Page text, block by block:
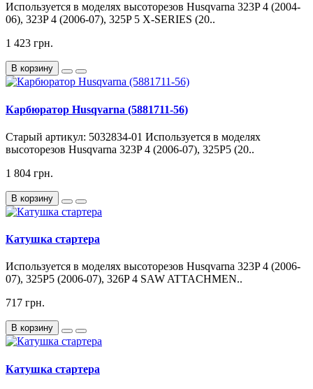
Используется в моделях высоторезов Husqvarna 323P 4 (2004-
06), 323P 4 (2006-07), 325P 5 X-SERIES (20..
1 423 грн.
В корзину
Карбюратор Husqvarna (5881711-56)
Старый артикул: 5032834-01 Используется в моделях
высоторезов Husqvarna 323P 4 (2006-07), 325P5 (20..
1 804 грн.
В корзину
Катушка стартера
Используется в моделях высоторезов Husqvarna 323P 4 (2006-
07), 325P5 (2006-07), 326P 4 SAW ATTACHMEN..
717 грн.
В корзину
Катушка стартера